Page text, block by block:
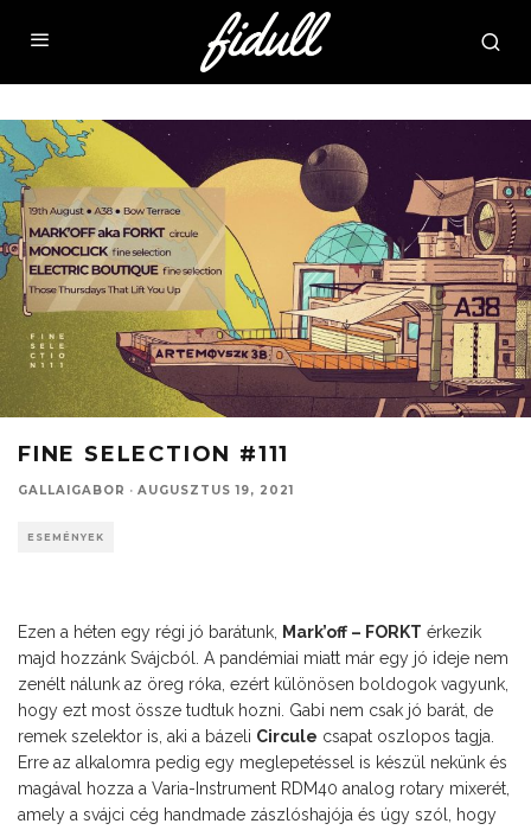
FINE SELECTION #111
GALLAIGABOR · AUGUSZTUS 19, 2021
ESEMÉNYEK
Ezen a héten egy régi jó barátunk, Mark’off – FORKT érkezik
majd hozzánk Svájcból. A pandémiai miatt már egy jó ideje nem
zenélt nálunk az öreg róka, ezért különösen boldogok vagyunk,
hogy ezt most össze tudtuk hozni. Gabi nem csak jó barát, de
remek szelektor is, aki a bázeli Circule csapat oszlopos tagja.
Erre az alkalomra pedig egy meglepetéssel is készül nekünk és
magával hozza a Varia-Instrument RDM40 analog rotary mixerét,
amely a svájci cég handmade zászlóshajója és úgy szól, hogy